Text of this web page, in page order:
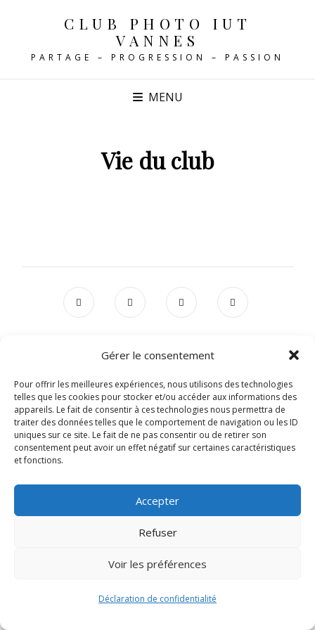
Gérer le consentement
Pour offrir les meilleures expériences, nous utilisons des technologies
telles que les cookies pour stocker et/ou accéder aux informations des
appareils. Le fait de consentir à ces technologies nous permettra de
traiter des données telles que le comportement de navigation ou les ID
uniques sur ce site. Le fait de ne pas consentir ou de retirer son
consentement peut avoir un effet négatif sur certaines caractéristiques
et fonctions.
Accepter
Refuser
Voir les préférences
Déclaration de confidentialité
CLUB PHOTO IUT
VANNES
PARTAGE – PROGRESSION – PASSION
MENU
Vie du club